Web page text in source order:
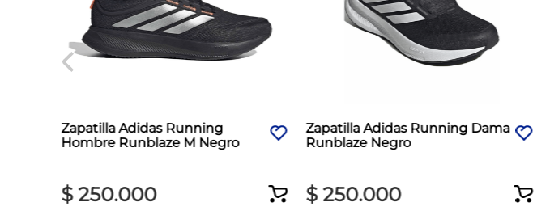
Zapatilla Adidas Running
Hombre Runblaze M Negro
$ 250.000
Zapatilla Adidas Running Dama
Runblaze Negro
$ 250.000